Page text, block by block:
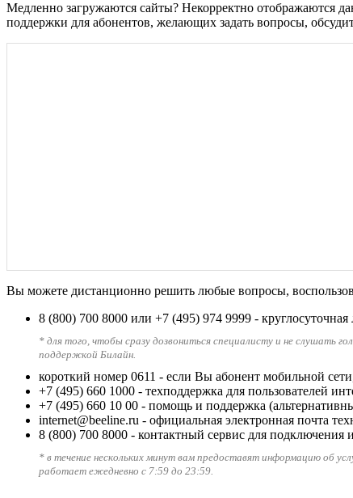
Медленно загружаются сайты? Некорректно отображаются
поддержки для абонентов, желающих задать вопросы,
Вы можете дистанционно решить любые вопросы,
8 (800) 700 8000 или +7 (495) 974 9999 -
* для того, чтобы сразу дозвониться специалисту и не слушать
поддержкой Билайн.
короткий номер 0611 - если Вы абонент мобильной
+7 (495) 660 1000 - техподдержка для пользователей
+7 (495) 660 10 00 - помощь и поддержка
internet@beeline.ru - официальная электронная почта
8 (800) 700 8000 - контактный сервис для подключения
* в течение нескольких минут вам предоставят информацию об
работает ежедневно с 7:59 до 23:59.